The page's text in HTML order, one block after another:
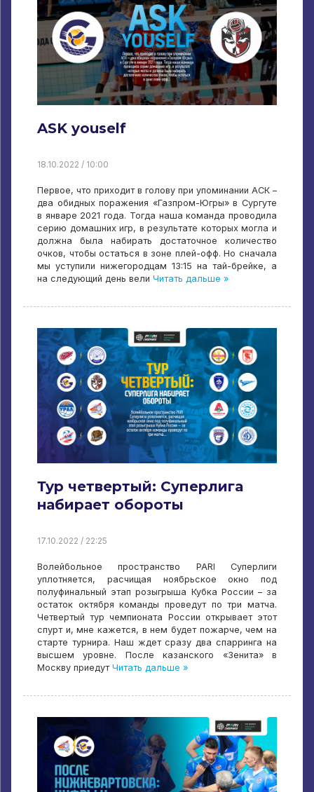
ASK youself
18.10.2022 / 10:00
Первое, что приходит в голову при упоминании АСК –
два обидных поражения «Газпром-Югры» в Сургуте
в январе 2021 года. Тогда наша команда проводила
серию домашних игр, в результате которых могла и
должна была набирать достаточное количество
очков, чтобы остаться в зоне плей-офф. Но сначала
мы уступили нижегородцам 13:15 на тай-брейке, а
на следующий день вели Читать дальше »
Тур четвертый: Суперлига
набирает обороты
17.10.2022 / 22:25
Волейбольное пространство PARI Суперлиги
уплотняется, расчищая ноябрьское окно под
полуфинальный этап розыгрыша Кубка России – за
остаток октября команды проведут по три матча.
Четвертый тур чемпионата России открывает этот
спурт и, мне кажется, в нем будет пожарче, чем на
старте турнира. Наш ждет сразу два спарринга на
высшем уровне. После казанского «Зенита» в
Москву приедутЧитать дальше »